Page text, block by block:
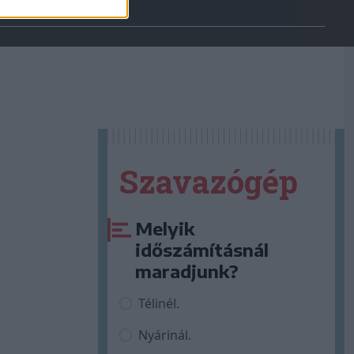
Szavazógép
Melyik
időszámításnál
maradjunk?
Télinél.
Nyárinál.